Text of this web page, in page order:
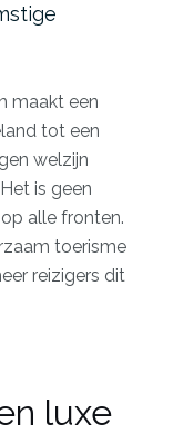
maakt een
tot een
welzijn
is geen
alle fronten.
toerisme
reizigers dit
luxe